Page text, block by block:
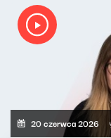
20 czerwca 2026